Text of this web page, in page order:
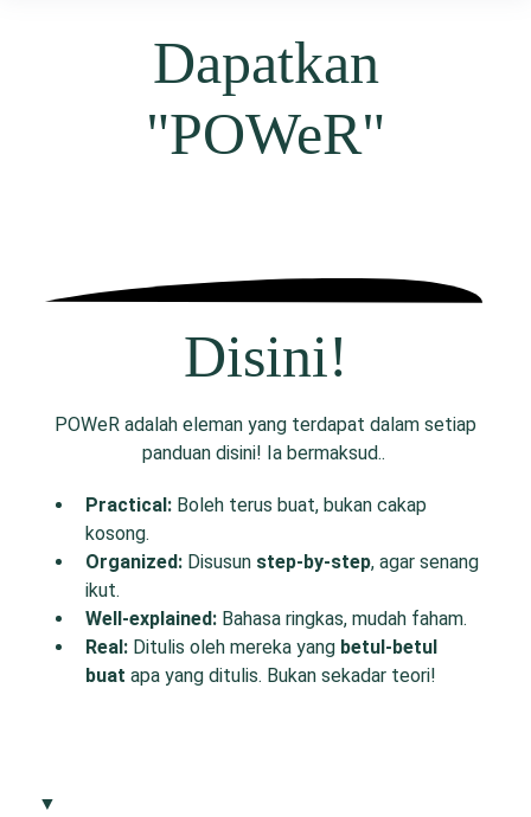
Dapatkan
"POWeR"
Disini!
POWeR adalah eleman yang terdapat dalam setiap
panduan disini! Ia bermaksud..
Practical: Boleh terus buat, bukan cakap
kosong.
Organized: Disusun step-by-step, agar senang
ikut.
Well-explained: Bahasa ringkas, mudah faham.
Real: Ditulis oleh mereka yang betul-betul
buat apa yang ditulis. Bukan sekadar teori!
▼